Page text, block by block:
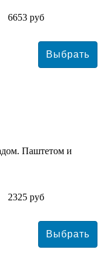
6653 руб
Паштетом и
2325 руб